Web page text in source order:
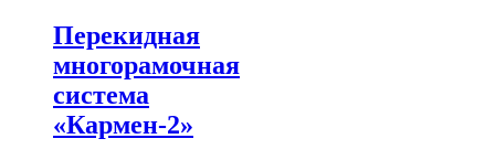
Перекидная
многорамочная
система
«Кармен-2»